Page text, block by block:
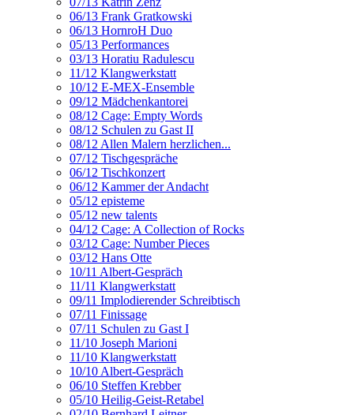
06/13 Frank Gratkowski
06/13 HornroH Duo
05/13 Performances
03/13 Horatiu Radulescu
11/12 Klangwerkstatt
10/12 E-MEX-Ensemble
09/12 Mädchenkantorei
08/12 Cage: Empty Words
08/12 Schulen zu Gast II
08/12 Allen Malern herzlichen...
07/12 Tischgespräche
06/12 Tischkonzert
06/12 Kammer der Andacht
05/12 episteme
05/12 new talents
04/12 Cage: A Collection of Rocks
03/12 Cage: Number Pieces
03/12 Hans Otte
10/11 Albert-Gespräch
11/11 Klangwerkstatt
09/11 Implodierender Schreibtisch
07/11 Finissage
07/11 Schulen zu Gast I
11/10 Joseph Marioni
11/10 Klangwerkstatt
10/10 Albert-Gespräch
06/10 Steffen Krebber
05/10 Heilig-Geist-Retabel